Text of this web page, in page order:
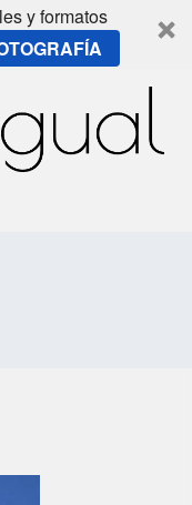
y formatos